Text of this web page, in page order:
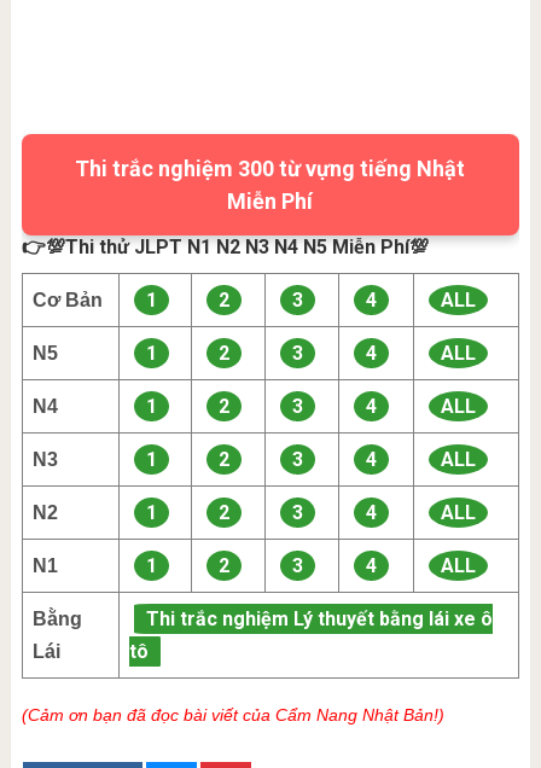
Thi trắc nghiệm 300 từ vựng tiếng Nhật
Miễn Phí
👉💯Thi thử JLPT N1 N2 N3 N4 N5 Miễn Phí💯
Cơ Bản 1 2 3 4 ALL
N5 1 2 3 4 ALL
N4 1 2 3 4 ALL
N3 1 2 3 4 ALL
N2 1 2 3 4 ALL
N1 1 2 3 4 ALL
Bằng
Lái
Thi trắc nghiệm Lý thuyết bằng lái xe ô
tô
(Cảm ơn bạn đã đọc bài viết của Cẩm Nang Nhật Bản!)